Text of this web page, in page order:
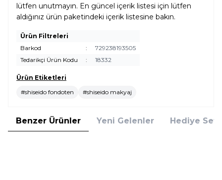
lütfen unutmayın. En güncel içerik listesi için lütfen
aldığınız ürün paketindeki içerik listesine bakın.
Ürün Filtreleri
Barkod
:
729238193505
Tedarikçi Ürün Kodu
: 18332
Ürün Etiketleri
#shiseido fondoten
#shiseido makyaj
Benzer Ürünler Yeni Gelenler Hediye